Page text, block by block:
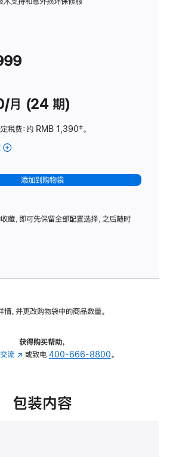
月 (24 期)
税费：约 RMB 1,390脚
‡。
(Studio
-
标
璃
转
的
添加到购物袋
藏，即可先保留全部配置选择，之后随时
，并更改购物袋中的商品数量。
获得购买帮助，
流 (在
中
或致电 400-666-8800。
包装内容